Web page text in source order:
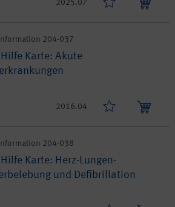
2025.07
204-037
Hilfe Karte: Akute
2016.04
204-038
Hilfe Karte: Herz-Lungen-
und Defibrillation